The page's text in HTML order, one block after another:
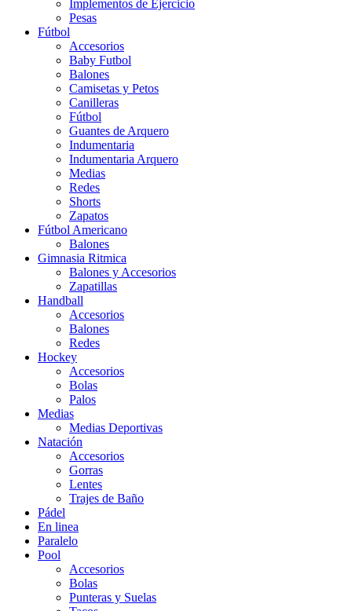
Implementos de Ejercicio
Pesas
Fútbol
Accesorios
Baby Futbol
Balones
Camisetas y Petos
Canilleras
Fútbol
Guantes de Arquero
Indumentaria
Indumentaria Arquero
Medias
Redes
Shorts
Zapatos
Fútbol Americano
Balones
Gimnasia Ritmica
Balones y Accesorios
Zapatillas
Handball
Accesorios
Balones
Redes
Hockey
Accesorios
Bolas
Palos
Medias
Medias Deportivas
Natación
Accesorios
Gorras
Lentes
Trajes de Baño
Pádel
En linea
Paralelo
Pool
Accesorios
Bolas
Punteras y Suelas